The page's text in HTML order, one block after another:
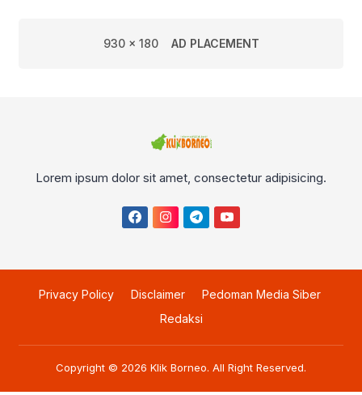
930 x 180 AD PLACEMENT
Lorem ipsum dolor sit amet, consectetur adipisicing.
Privacy Policy Disclaimer
Pedoman Media Siber
Redaksi
Copyright © 2026 Klik Borneo. All Right Reserved.